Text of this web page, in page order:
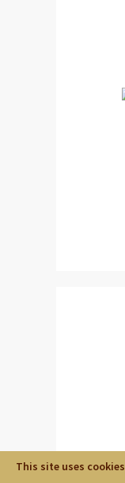
This site uses cookies